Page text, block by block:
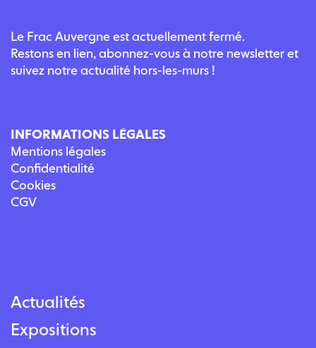
Le Frac Auvergne est actuellement fermé.
Restons en lien, abonnez-vous à notre newsletter et
suivez notre actualité hors-les-murs !
INFORMATIONS LÉGALES
Mentions légales
Confidentialité
Cookies
CGV
Actualités
Expositions